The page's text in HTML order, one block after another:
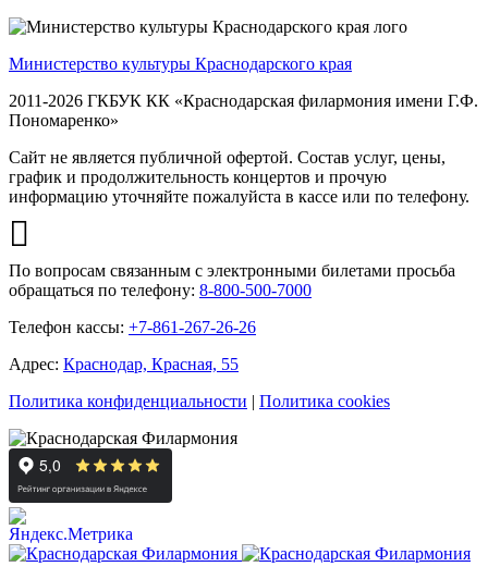
Министерство культуры Краснодарского края
2011-2026 ГКБУК КК «Краснодарская филармония имени Г.Ф.
Пономаренко»
Сайт не является публичной офертой. Состав услуг, цены,
график и продолжительность концертов и прочую
информацию уточняйте пожалуйста в кассе или по телефону.
По вопросам связанным с электронными билетами просьба
обращаться по телефону: 8-800-500-7000
Телефон кассы: +7-861-267-26-26
Адрес: Краснодар, Красная, 55
Политика конфиденциальности | Политика cookies